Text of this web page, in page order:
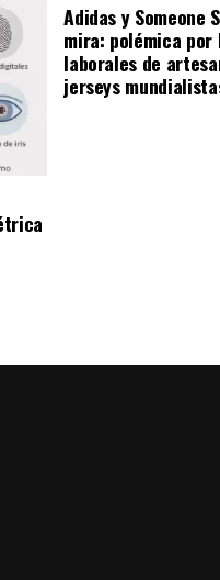
Adidas y Someone
mira: polémica por
laborales de
jerseys